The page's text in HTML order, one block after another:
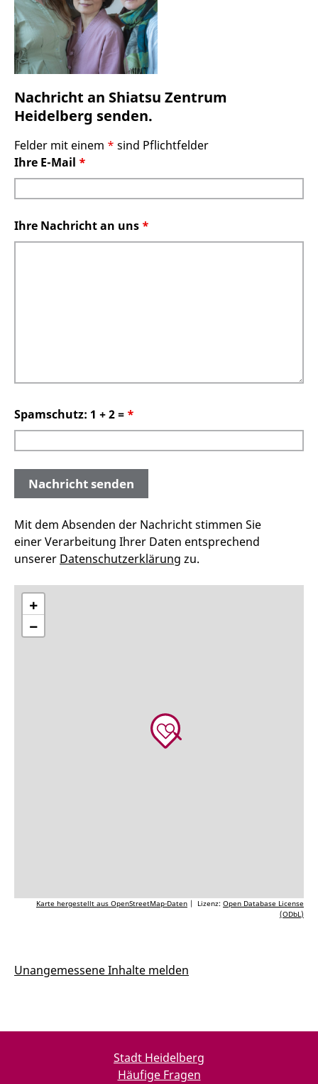
Nachricht an Shiatsu Zentrum
Heidelberg senden.
Felder mit einem * sind Pflichtfelder
Ihre E-Mail *
Ihre Nachricht an uns *
Spamschutz: 1 + 2 = *
Mit dem Absenden der Nachricht stimmen Sie
einer Verarbeitung Ihrer Daten entsprechend
unserer Datenschutzerklärung zu.
+
−
Karte hergestellt aus OpenStreetMap-Daten | Lizenz: Open Database License
(ODbL)
Unangemessene Inhalte melden
Stadt Heidelberg
Häufige Fragen